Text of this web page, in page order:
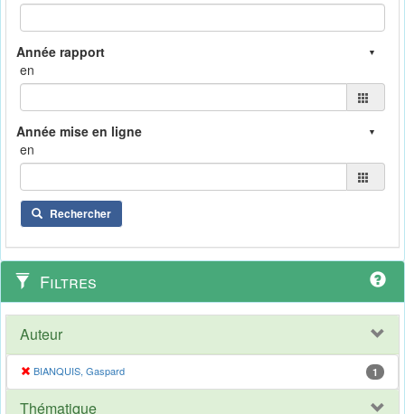
en
en
Rechercher
Filtres
Auteur
BIANQUIS, Gaspard 1
Thématique